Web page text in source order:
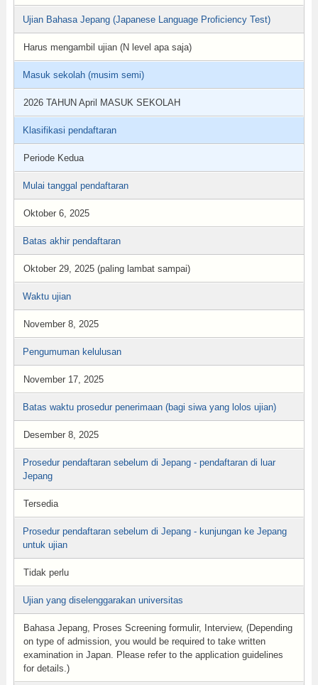
Ujian Bahasa Jepang (Japanese Language Proficiency Test)
Harus mengambil ujian (N level apa saja)
Masuk sekolah (musim semi)
2026 TAHUN April MASUK SEKOLAH
Klasifikasi pendaftaran
Periode Kedua
Mulai tanggal pendaftaran
Oktober 6, 2025
Batas akhir pendaftaran
Oktober 29, 2025 (paling lambat sampai)
Waktu ujian
November 8, 2025
Pengumuman kelulusan
November 17, 2025
Batas waktu prosedur penerimaan (bagi siwa yang lolos ujian)
Desember 8, 2025
Prosedur pendaftaran sebelum di Jepang - pendaftaran di luar
Jepang
Tersedia
Prosedur pendaftaran sebelum di Jepang - kunjungan ke Jepang
untuk ujian
Tidak perlu
Ujian yang diselenggarakan universitas
Bahasa Jepang, Proses Screening formulir, Interview, (Depending
on type of admission, you would be required to take written
examination in Japan. Please refer to the application guidelines
for details.)